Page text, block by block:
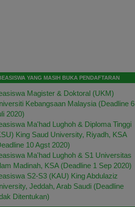
YANG MASIH BUKA PENDAFTARAN
Magister & Doktoral (UKM)
Kebangsaan Malaysia (Deadline 6
2020)
Ma'had Lughoh & Diploma Tinggi
King Saud University, Riyadh, KSA
10 Agst 2020)
Ma'had Lughoh & S1 Universitas
Madinah, KSA (Deadline 1 Sep 2020)
S2-S3 (KAU) King Abdulaziz
Jeddah, Arab Saudi (Deadline
Ditentukan)